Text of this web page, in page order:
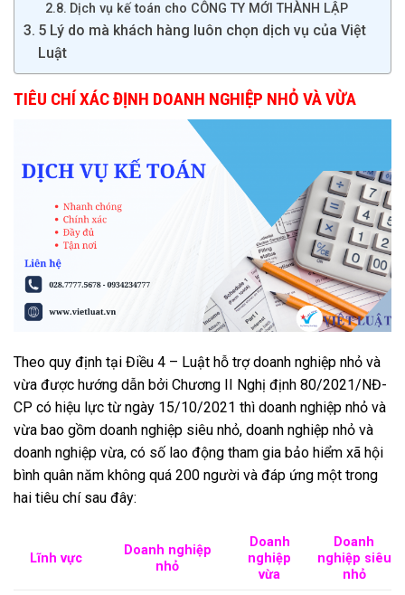
Dịch vụ kế toán cho CÔNG TY MỚI THÀNH LẬP
5 Lý do mà khách hàng luôn chọn dịch vụ của Việt
Luật
TIÊU CHÍ XÁC ĐỊNH DOANH NGHIỆP NHỎ VÀ VỪA
Theo quy định tại Điều 4 – Luật hỗ trợ doanh nghiệp nhỏ và
vừa được hướng dẫn bởi Chương II Nghị định 80/2021/NĐ-
CP có hiệu lực từ ngày 15/10/2021 thì doanh nghiệp nhỏ và
vừa bao gồm doanh nghiệp siêu nhỏ, doanh nghiệp nhỏ và
doanh nghiệp vừa, có số lao động tham gia bảo hiểm xã hội
bình quân năm không quá 200 người và đáp ứng một trong
hai tiêu chí sau đây:
Lĩnh vực
Doanh nghiệp
nhỏ
Doanh
nghiệp
vừa
Doanh
nghiệp siêu
nhỏ